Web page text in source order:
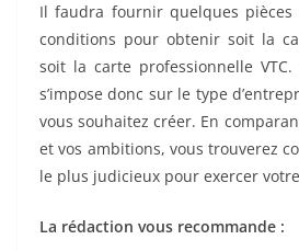
Il faudra fournir quelques
conditions pour obtenir soit la
soit la carte professionnelle
s’impose donc sur le type
vous souhaitez créer. En
et vos ambitions, vous trouverez
le plus judicieux pour exercer
La rédaction vous recommande :